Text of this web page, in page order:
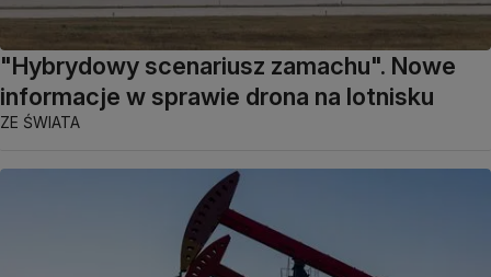
"Hybrydowy scenariusz zamachu". Nowe
informacje w sprawie drona na lotnisku
ZE ŚWIATA